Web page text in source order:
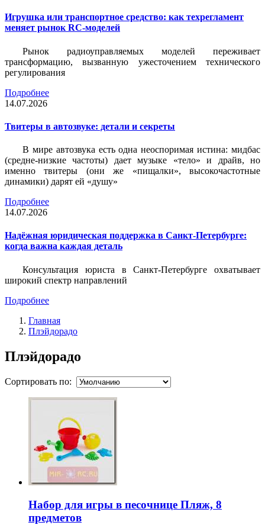
Игрушка или транспортное средство: как техрегламент
меняет рынок RC-моделей
Рынок радиоуправляемых моделей переживает
трансформацию, вызванную ужесточением технического
регулирования
Подробнее
14.07.2026
Твитеры в автозвуке: детали и секреты
В мире автозвука есть одна неоспоримая истина: мидбас
(средне-низкие частоты) дает музыке «тело» и драйв, но
именно твитеры (они же «пищалки», высокочастотные
динамики) дарят ей «душу»
Подробнее
14.07.2026
Надёжная юридическая поддержка в Санкт-Петербурге:
когда важна каждая деталь
Консультация юриста в Санкт-Петербурге охватывает
широкий спектр направлений
Подробнее
Главная
Плэйдорадо
Плэйдорадо
Сортировать по:
Набор для игры в песочнице Пляж, 8
предметов